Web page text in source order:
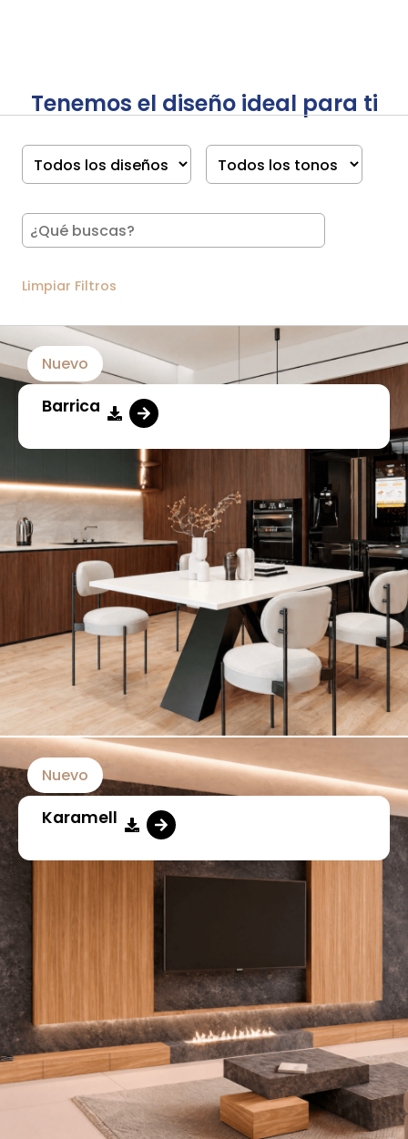
Tenemos el diseño ideal para ti
Limpiar Filtros
Nuevo
Barrica​
Nuevo
Karamell​